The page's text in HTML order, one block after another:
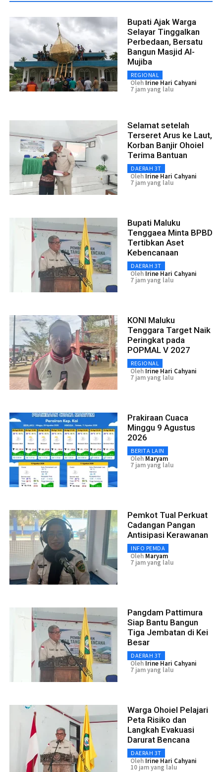
Bupati Ajak Warga
Selayar Tinggalkan
Perbedaan, Bersatu
Bangun Masjid Al-
Mujiba
REGIONAL
Oleh Irine Hari Cahyani
7 jam yang lalu
Selamat setelah
Terseret Arus ke Laut,
Korban Banjir Ohoiel
Terima Bantuan
DAERAH 3T
Oleh Irine Hari Cahyani
7 jam yang lalu
Bupati Maluku
Tenggaea Minta BPBD
Tertibkan Aset
Kebencanaan
DAERAH 3T
Oleh Irine Hari Cahyani
7 jam yang lalu
KONI Maluku
Tenggara Target Naik
Peringkat pada
POPMAL V 2027
REGIONAL
Oleh Irine Hari Cahyani
7 jam yang lalu
Prakiraan Cuaca
Minggu 9 Agustus
2026
BERITA LAIN
Oleh Maryam
7 jam yang lalu
Pemkot Tual Perkuat
Cadangan Pangan
Antisipasi Kerawanan
INFO PEMDA
Oleh Maryam
7 jam yang lalu
Pangdam Pattimura
Siap Bantu Bangun
Tiga Jembatan di Kei
Besar
DAERAH 3T
Oleh Irine Hari Cahyani
7 jam yang lalu
Warga Ohoiel Pelajari
Peta Risiko dan
Langkah Evakuasi
Darurat Bencana
DAERAH 3T
Oleh Irine Hari Cahyani
10 jam yang lalu